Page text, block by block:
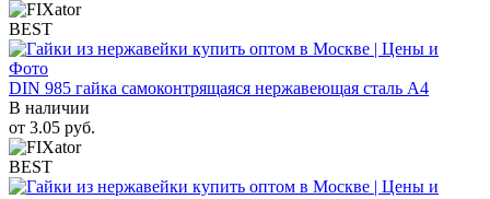
BEST
DIN 985 гайка самоконтрящаяся нержавеющая сталь A4
В наличии
от 3.05 руб.
BEST